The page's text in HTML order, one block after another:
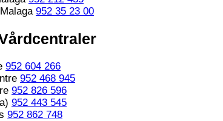
952 35 23 00
952 604 266
952 468 945
952 826 596
952 443 545
952 862 748